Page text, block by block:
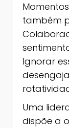
também
Ignorar
Uma
dispõe a